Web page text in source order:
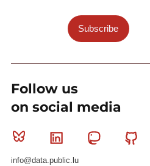
Subscribe
Follow us
on social media
Bluesky Linkedin Mastodon
info@data.public.lu